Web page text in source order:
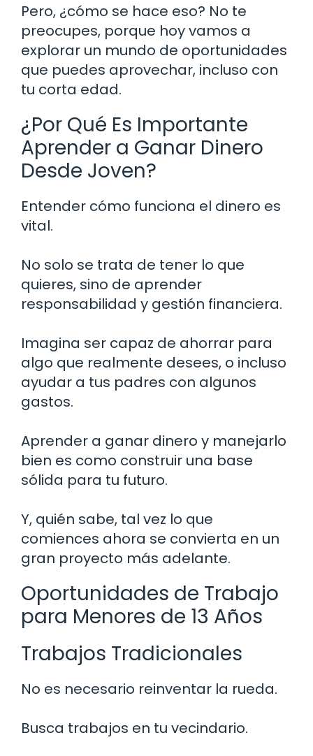
Pero, ¿cómo se hace eso? No te
preocupes, porque hoy vamos a
explorar un mundo de oportunidades
que puedes aprovechar, incluso con
tu corta edad.
¿Por Qué Es Importante
Aprender a Ganar Dinero
Desde Joven?
Entender cómo funciona el dinero es
vital.
No solo se trata de tener lo que
quieres, sino de aprender
responsabilidad y gestión financiera.
Imagina ser capaz de ahorrar para
algo que realmente desees, o incluso
ayudar a tus padres con algunos
gastos.
Aprender a ganar dinero y manejarlo
bien es como construir una base
sólida para tu futuro.
Y, quién sabe, tal vez lo que
comiences ahora se convierta en un
gran proyecto más adelante.
Oportunidades de Trabajo
para Menores de 13 Años
Trabajos Tradicionales
No es necesario reinventar la rueda.
Busca trabajos en tu vecindario.